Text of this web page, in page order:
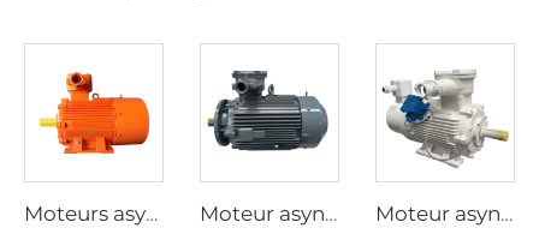
Moteurs asynchrones triphasés antidéflagrants de la série YBK3 pour mines de charbon souterraines Moteur asynchrone triphasé antidéflagrant à basse tension de la série YBX5, à efficacité ultra-élevée Moteur asynchrone triphasé antidéflagrant à fréquence variable et régulation de vitesse de la série YBBP